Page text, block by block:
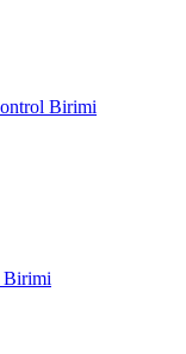
Birimi
Birimi